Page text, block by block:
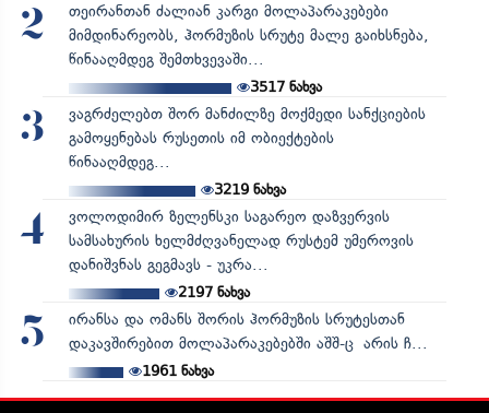
2
თეირანთან ძალიან კარგი მოლაპარაკებები
მიმდინარეობს, ჰორმუზის სრუტე მალე გაიხსნება,
წინააღმდეგ შემთხვევაში...
3517ნახვა
3
ვაგრძელებთ შორ მანძილზე მოქმედი სანქციების
გამოყენებას რუსეთის იმ ობიექტების
წინააღმდეგ...
3219ნახვა
4
ვოლოდიმირ ზელენსკი საგარეო დაზვერვის
სამსახურის ხელმძღვანელად რუსტემ უმეროვის
დანიშვნას გეგმავს - უკრა...
2197ნახვა
5
ირანსა და ომანს შორის ჰორმუზის სრუტესთან
დაკავშირებით მოლაპარაკებებში აშშ-ც არის ჩ...
1961ნახვა